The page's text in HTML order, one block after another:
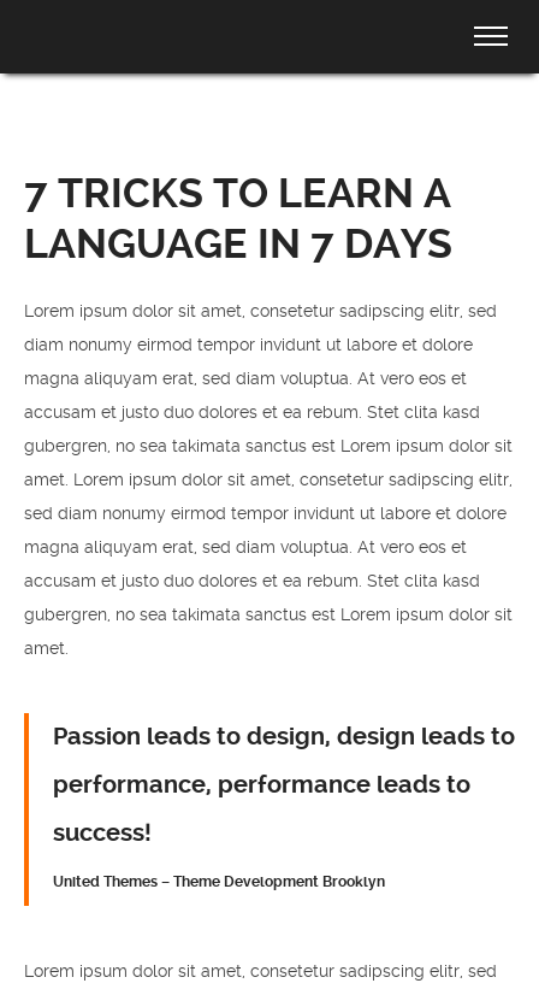
7 TRICKS TO LEARN A
LANGUAGE IN 7 DAYS
Lorem ipsum dolor sit amet, consetetur sadipscing elitr, sed
diam nonumy eirmod tempor invidunt ut labore et dolore
magna aliquyam erat, sed diam voluptua. At vero eos et
accusam et justo duo dolores et ea rebum. Stet clita kasd
gubergren, no sea takimata sanctus est Lorem ipsum dolor sit
amet. Lorem ipsum dolor sit amet, consetetur sadipscing elitr,
sed diam nonumy eirmod tempor invidunt ut labore et dolore
magna aliquyam erat, sed diam voluptua. At vero eos et
accusam et justo duo dolores et ea rebum. Stet clita kasd
gubergren, no sea takimata sanctus est Lorem ipsum dolor sit
amet.
Passion leads to design, design leads to
performance, performance leads to
success!
United Themes – Theme Development Brooklyn
Lorem ipsum dolor sit amet, consetetur sadipscing elitr, sed